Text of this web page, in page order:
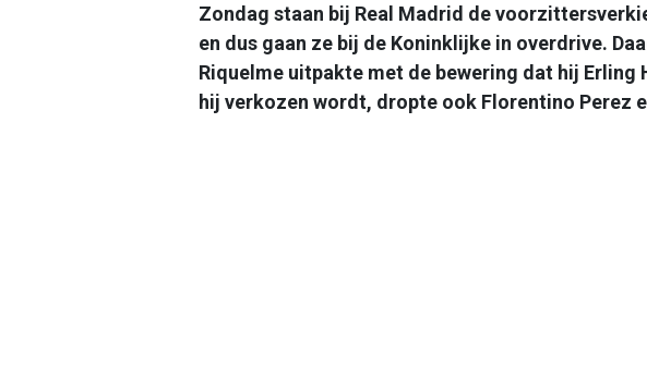
Zondag staan bij Real Madrid de
en dus gaan ze bij de Koninklijke in overdrive.
Riquelme uitpakte met de bewering dat hij Erling
hij verkozen wordt, dropte ook Florentino Perez